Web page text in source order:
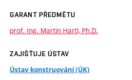
GARANT PŘEDMĚTU
prof. Ing. Martin Hartl, Ph.D.
ZAJIŠŤUJE ÚSTAV
Ústav konstruování (ÚK)